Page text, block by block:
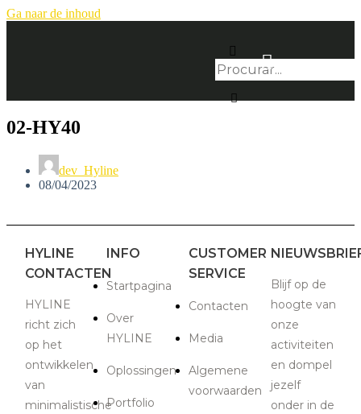
Ga naar de inhoud
02-HY40
dev_Hyline
08/04/2023
HYLINE
CONTACTEN
HYLINE
richt zich
op het
ontwikkelen
van
minimalistische
INFO
Startpagina
Over
HYLINE
Oplossingen
Portfolio
CUSTOMER
SERVICE
Contacten
Media
Algemene
voorwaarden
Blijf op de
hoogte van
onze
activiteiten
en dompel
jezelf
onder in de